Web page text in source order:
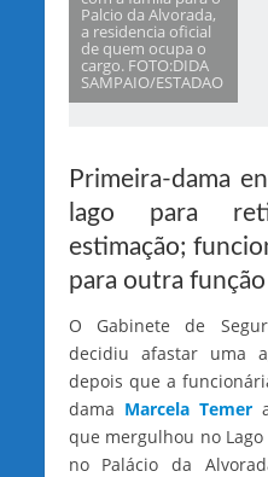
Palcio da Alvorada,
a residencia oficial
de quem ocupa o
cargo. FOTO:DIDA
SAMPAIO/ESTADAO
Primeira-dama
lago para
estimação;
para outra função
O Gabinete de
decidiu afastar uma
depois que a
dama Marcela Temera
que mergulhou no
no Palácio da